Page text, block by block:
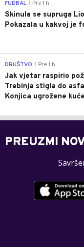
FUDBAL Pre 1 h
Skinula se supruga
Pokazala u kakvoj je
DRUŠTVO Pre 1 h
Jak vjetar raspirio
Trebinja stigla do
Konjica ugrožene
PREUZMI